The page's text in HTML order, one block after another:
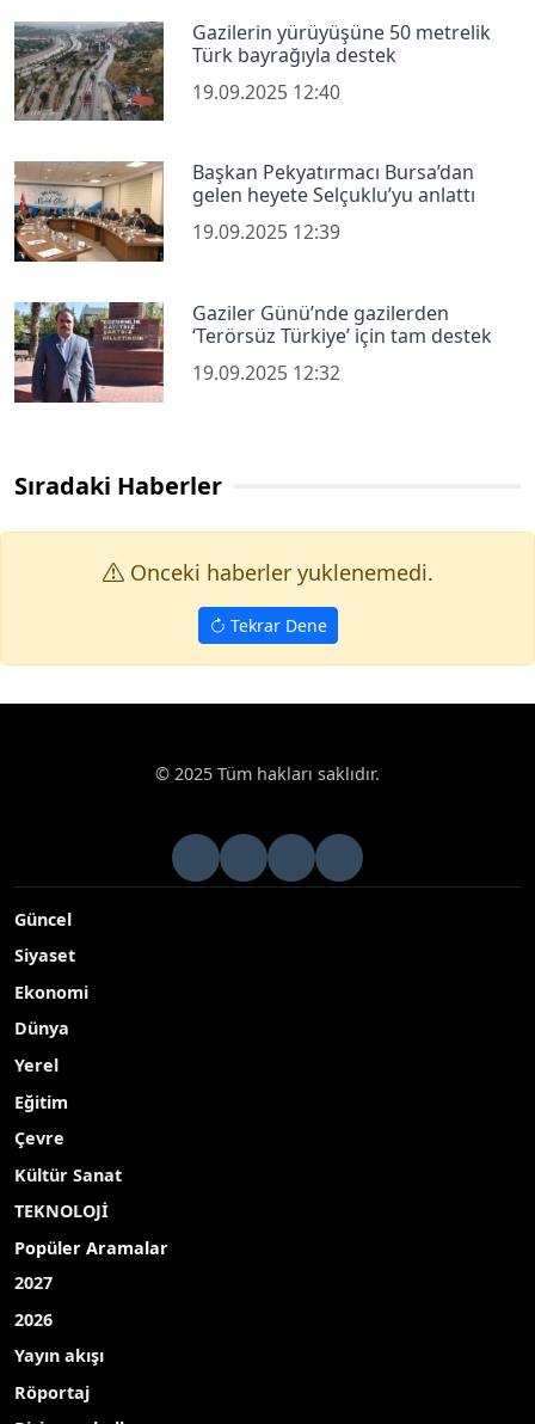
Gazilerin yürüyüşüne 50 metrelik
Türk bayrağıyla destek
19.09.2025 12:40
Başkan Pekyatırmacı Bursa’dan
gelen heyete Selçuklu’yu anlattı
19.09.2025 12:39
Gaziler Günü’nde gazilerden
‘Terörsüz Türkiye’ için tam destek
19.09.2025 12:32
Sıradaki Haberler
Onceki haberler yuklenemedi.
Tekrar Dene
Haberde İnsan Zonguldak’ta Gaziler Günü coşku
Zonguldak’ta Gaziler Günü kutlama töreni düzenlendi
Yayınlanma Tarihi: 19.09.2025 12:43
Zonguldak’ta Gaziler Günü kutlama töreni
düzenlendi.